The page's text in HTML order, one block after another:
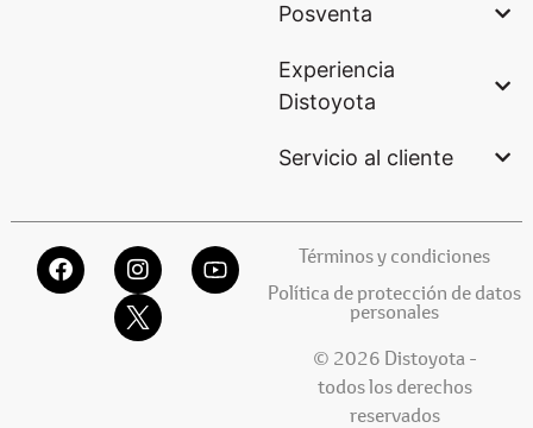
Posventa
Experiencia
Distoyota
Servicio al cliente
Términos y condiciones
Política de protección de datos
personales
© 2026 Distoyota -
todos los derechos
reservados